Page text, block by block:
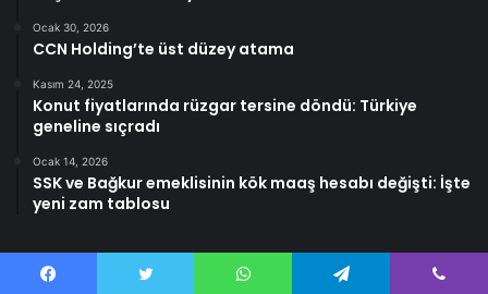
Ocak 30, 2026
CCN Holding’te üst düzey atama
Kasım 24, 2025
Konut fiyatlarında rüzgar tersine döndü: Türkiye
geneline sıçradı
Ocak 14, 2026
SSK ve Bağkur emeklisinin kök maaş hesabı değişti: İşte
yeni zam tablosu